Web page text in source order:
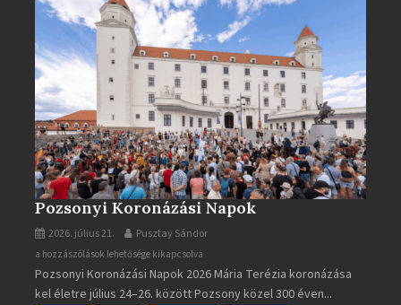
Pozsonyi Koronázási Napok
2026. július 21. Pusztay Sándor
Pozsonyi
Koronázási
Napok
a hozzászólások lehetősége kikapcsolva
Pozsonyi Koronázási Napok 2026 Mária Terézia koronázása
kel életre július 24–26. között Pozsony közel 300 éven...